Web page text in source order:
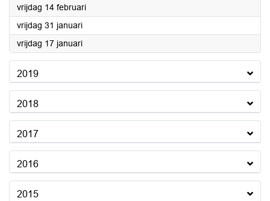
vrijdag 14 februari2020
vrijdag 31 januari2020
vrijdag 17 januari2020
2019
2018
2017
2016
2015